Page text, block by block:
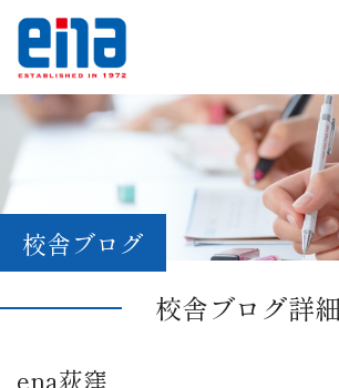
校舎ブログ
校舎ブログ詳細
ena荻窪